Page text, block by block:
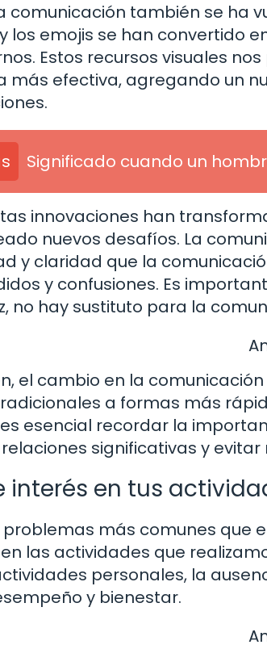
comunicación también se ha
los emojis se han convertido
Estos recursos visuales
más efectiva, agregando un
Significado cuando un
innovaciones han
nuevos desafíos. La
y claridad que la
y confusiones. Es
no hay sustituto para la
el cambio en la
a formas más
esencial recordar la
significativas y
interés en tus
problemas más comunes que
las actividades que
personales, la
y bienestar.